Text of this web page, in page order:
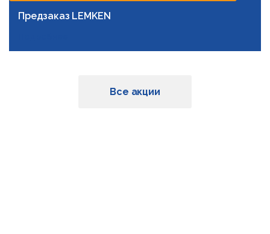
Предзаказ LEMKEN
Все акции